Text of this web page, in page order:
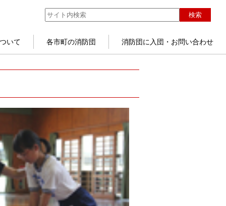
検索
いて 各市町の消防団 消防団に入団・お問い合わせ